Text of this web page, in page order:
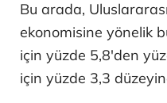
Bu arada,
ekonomisine yönelik
için yüzde 5,8'den
için yüzde 3,3